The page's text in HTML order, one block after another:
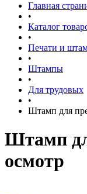
Главная
•
Каталог
•
Печати и
•
Штампы
•
Для трудовых
•
Штамп для
Штамп
осмотр